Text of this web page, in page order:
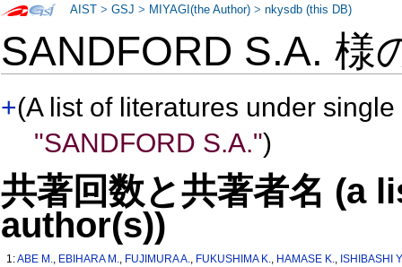
SANDFORD S.A. 様
+(A list of literatures under
"SANDFORD S.A.")
共著回数と共著者名 (a
author(s))
1:ABE M., EBIHARA M., FUJIMURA A., FUKUSHIMA K., HAMASE K., ISHIBASHI
AIST >GSJ > MIYAGI(the Author) >nkysdb (this DB)